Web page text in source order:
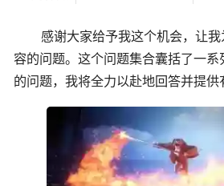
感谢大家给予我这个机会，让
容的问题。这个问题集合囊括了一
的问题，我将全力以赴地回答并提供